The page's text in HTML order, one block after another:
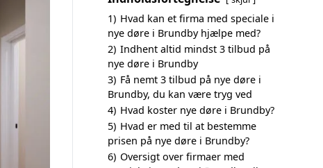
1) Hvad kan et firma med speciale i
nye døre i Brundby hjælpe med?
2) Indhent altid mindst 3 tilbud på
nye døre i Brundby
3) Få nemt 3 tilbud på nye døre i
Brundby, du kan være tryg ved
4) Hvad koster nye døre i Brundby?
5) Hvad er med til at bestemme
prisen på nye døre i Brundby?
6) Oversigt over firmaer med